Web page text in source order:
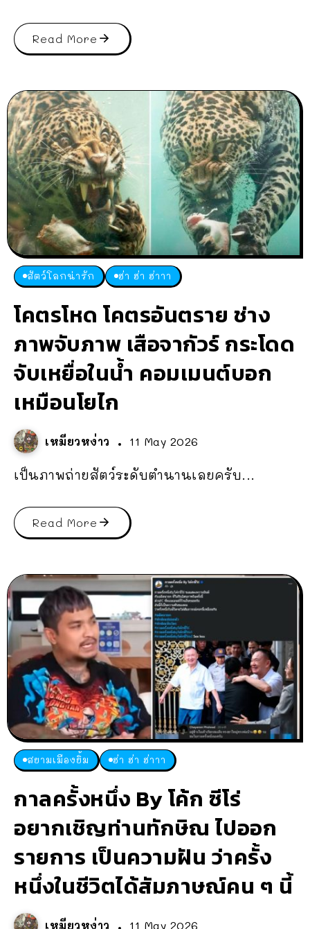
Read More
สัตว์โลกน่ารัก ฮ่า ฮ่า ฮ่าาา
โคตรโหด โคตรอันตราย ช่าง
ภาพจับภาพ เสือจากัวร์ กระโดด
จับเหยื่อในน้ำ คอมเมนต์บอก
เหมือนโยไก
เหมียวหง่าว 11 May 2026
เป็นภาพถ่ายสัตว์ระดับตำนานเลยครับ...
Read More
สยามเมืองยิ้ม ฮ่า ฮ่า ฮ่าาา
กาลครั้งหนึ่ง By โค้ก ซีโร่
อยากเชิญท่านทักษิณ ไปออก
รายการ เป็นความฝัน ว่าครั้ง
หนึ่งในชีวิตได้สัมภาษณ์คน ๆ นี้
เหมียวหง่าว 11 May 2026